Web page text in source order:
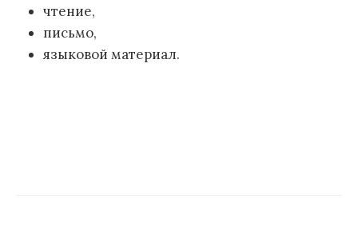
чтение,
письмо,
языковой материал.